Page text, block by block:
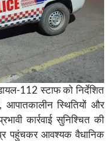
112 स्टाफ को निर्देशित
आपातकालीन स्थितियों और
कार्रवाई सुनिश्चित की
पहुंचकर आवश्यक वैधानिक